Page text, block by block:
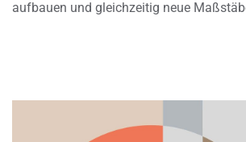
aufbauen und gleichzeitig neue